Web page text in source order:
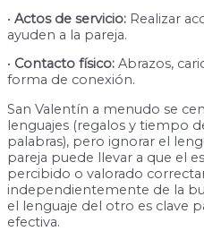
• Actos de servicio: Realizar
ayuden a la pareja.
• Contacto físico: Abrazos,
forma de conexión.
San Valentín a menudo se
lenguajes (regalos y tiempo
palabras), pero ignorar el
pareja puede llevar a que el
percibido o valorado
independientemente de la
el lenguaje del otro es clave
efectiva.